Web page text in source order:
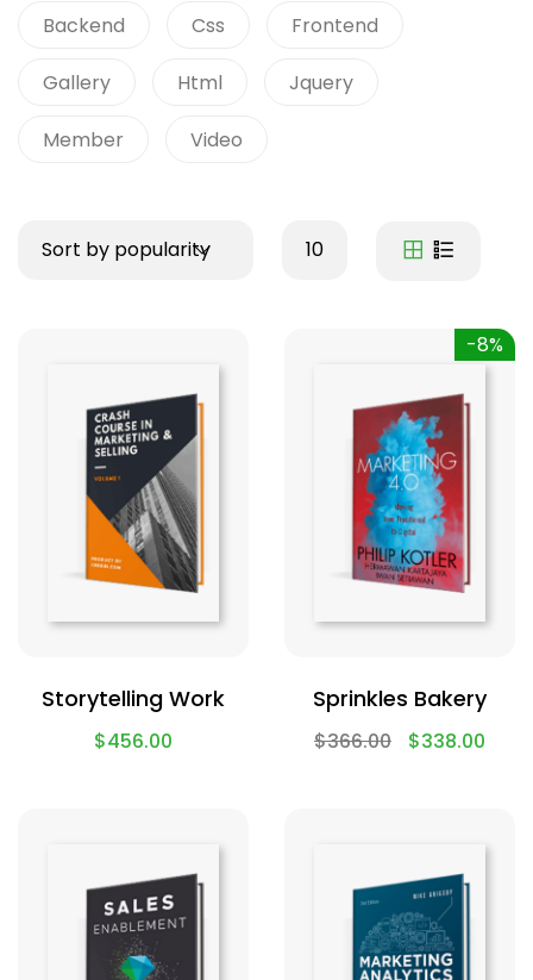
Backend Css Frontend
Gallery Html Jquery
Member Video
Sort by popularity 10
Storytelling Work
$456.00
-8%
Sprinkles Bakery
$366.00 $338.00